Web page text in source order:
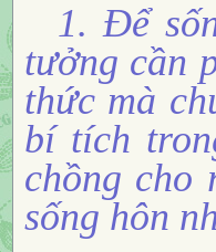
1. Để
tưởng cần
thức mà
bí tích
chồng
sống hôn